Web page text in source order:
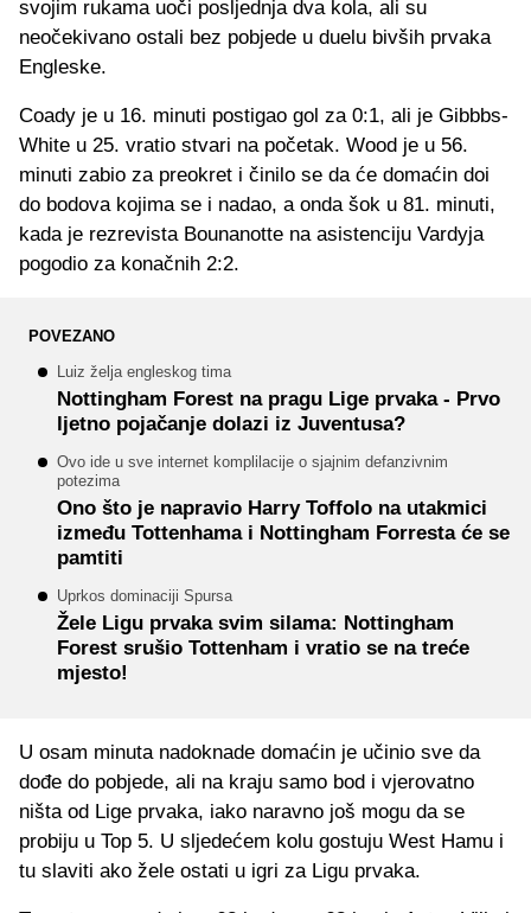
svojim rukama uoči posljednja dva kola, ali su
neočekivano ostali bez pobjede u duelu bivših prvaka
Engleske.
Coady je u 16. minuti postigao gol za 0:1, ali je Gibbbs-
White u 25. vratio stvari na početak. Wood je u 56.
minuti zabio za preokret i činilo se da će domaćin doi
do bodova kojima se i nadao, a onda šok u 81. minuti,
kada je rezrevista Bounanotte na asistenciju Vardyja
pogodio za konačnih 2:2.
POVEZANO
Luiz želja engleskog tima
Nottingham Forest na pragu Lige prvaka - Prvo
ljetno pojačanje dolazi iz Juventusa?
Ovo ide u sve internet komplilacije o sjajnim defanzivnim
potezima
Ono što je napravio Harry Toffolo na utakmici
između Tottenhama i Nottingham Forresta će se
pamtiti
Uprkos dominaciji Spursa
Žele Ligu prvaka svim silama: Nottingham
Forest srušio Tottenham i vratio se na treće
mjesto!
U osam minuta nadoknade domaćin je učinio sve da
dođe do pobjede, ali na kraju samo bod i vjerovatno
ništa od Lige prvaka, iako naravno još mogu da se
probiju u Top 5. U sljedećem kolu gostuju West Hamu i
tu slaviti ako žele ostati u igri za Ligu prvaka.